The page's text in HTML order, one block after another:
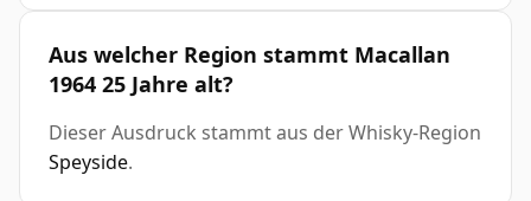
Aus welcher Region stammt Macallan
1964 25 Jahre alt?
Dieser Ausdruck stammt aus der Whisky-Region
Speyside.